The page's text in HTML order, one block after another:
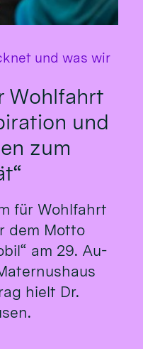
und was wir
Wohlfahrt
und
zum
für Wohl­fahrt
dem Mot­to
am 29. Au­
hielt Dr.